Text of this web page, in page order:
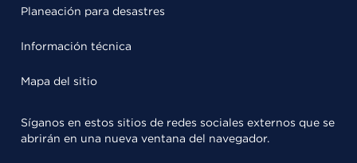
Planeación para desastres
Información técnica
Mapa del sitio
Síganos en estos sitios de redes sociales externos que se
abrirán en una nueva ventana del navegador.